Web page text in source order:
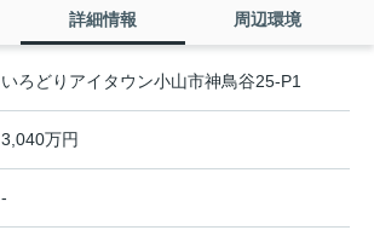
詳細情報 周辺環境
いろどりアイタウン小山市神鳥谷25-P1
3,040万円
-